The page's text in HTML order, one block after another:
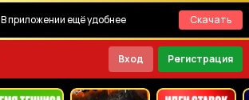
В приложении ещё удобнее Скачать
Вход Регистрация